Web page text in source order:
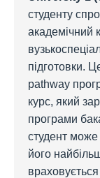
студенту
академічний
підготовки.
pathway
курс, який
програми
студент може
його